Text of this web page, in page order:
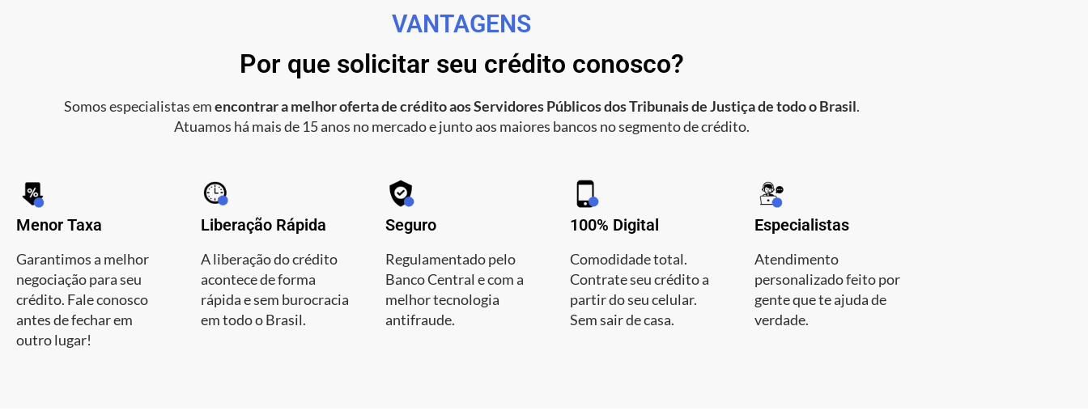
VANTAGENS
Por que solicitar seu crédito conosco?
Somos especialistas emencontrar a melhor oferta de crédito aos Servidores Públicos dos Tribunais de Justiça de todo o Brasil.
Atuamos há mais de 15 anos no mercado e junto aos maiores bancos no segmento de crédito.
Menor Taxa
Garantimos a melhor
negociação para seu
crédito. Fale conosco
antes de fechar em
outro lugar!
Liberação Rápida
A liberação do crédito
acontece de forma
rápida e sem burocracia
em todo o Brasil.
Seguro
Regulamentado pelo
Banco Central e com a
melhor tecnologia
antifraude.
100% Digital
Comodidade total.
Contrate seu crédito a
partir do seu celular.
Sem sair de casa.
Especialistas
Atendimento
personalizado feito por
gente que te ajuda de
verdade.